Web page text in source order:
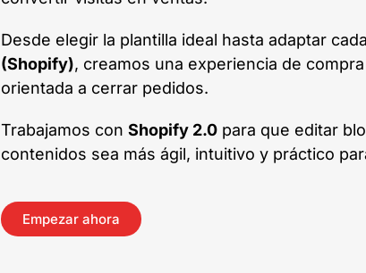
Desde elegir la plantilla ideal hasta adaptar
(Shopify), creamos una experiencia de
orientada a cerrar pedidos.
Trabajamos con Shopify 2.0 para que editar
contenidos sea más ágil, intuitivo y práctico
Empezar ahora